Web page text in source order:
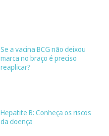
Se a vacina BCG não deixou
marca no braço é preciso
reaplicar?
Hepatite B: Conheça os riscos
da doença